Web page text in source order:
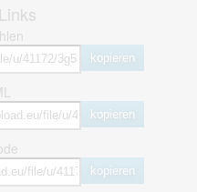
kopieren
kopieren
kopieren